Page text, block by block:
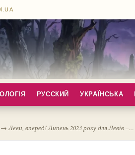
РУССКИЙ УКРАЇНСЬКА
→Леви, вперед! Липень 2023 року для Левів –…